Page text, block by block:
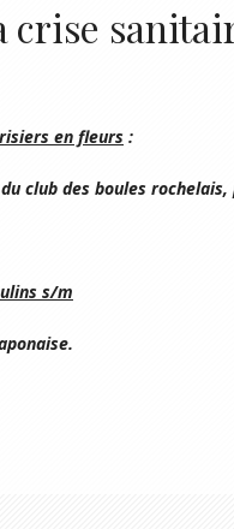
crise
en fleurs :
club des boules rochelais,
s/m
.